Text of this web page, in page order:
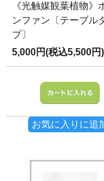
《光触媒観葉植物》
ンファン〔テーブル
プ〕
5,000円(税込5,500円)
お気に入りに追